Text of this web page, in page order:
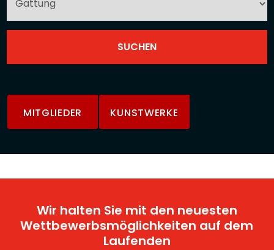
MITGLIEDER KUNSTWERKE
Wir halten Sie mit den neuesten
Wettbewerbsmöglichkeiten auf dem
Laufenden